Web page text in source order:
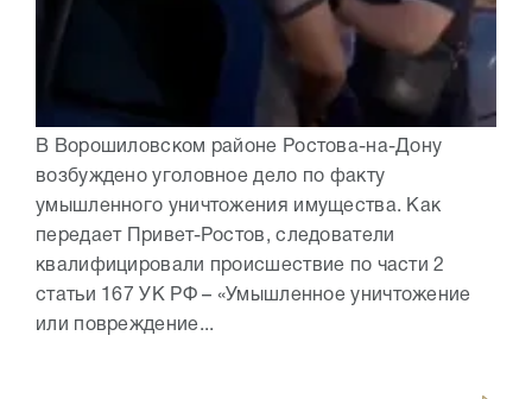
В Ворошиловском районе Ростова-на-Дону
возбуждено уголовное дело по факту
умышленного уничтожения имущества. Как
передает Привет-Ростов, следователи
квалифицировали происшествие по части 2
статьи 167 УК РФ – «Умышленное уничтожение
или повреждение...